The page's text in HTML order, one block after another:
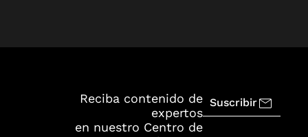
Reciba contenido de
expertos
en nuestro Centro de
Suscribir